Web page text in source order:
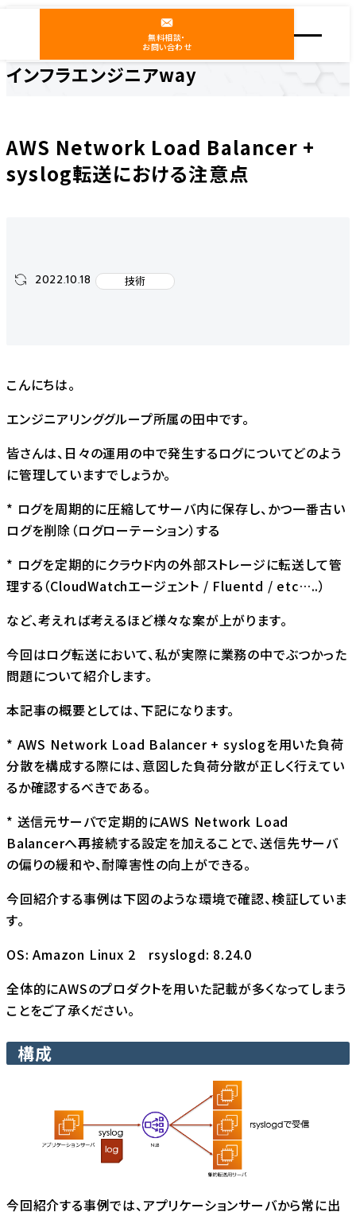
無料相談・
お問い合わせ
インフラエンジニアway
AWS Network Load Balancer +
syslog転送における注意点
2022.10.18 技術
こんにちは。
エンジニアリンググループ所属の田中です。
皆さんは、日々の運用の中で発生するログについてどのよう
に管理していますでしょうか。
* ログを周期的に圧縮してサーバ内に保存し、かつ一番古い
ログを削除（ログローテーション）する
* ログを定期的にクラウド内の外部ストレージに転送して管
理する（CloudWatchエージェント / Fluentd / etc…..）
など、考えれば考えるほど様々な案が上がります。
今回はログ転送において、私が実際に業務の中でぶつかった
問題について紹介します。
本記事の概要としては、下記になります。
* AWS Network Load Balancer + syslogを用いた負荷
分散を構成する際には、意図した負荷分散が正しく行えてい
るか確認するべきである。
* 送信元サーバで定期的にAWS Network Load
Balancerへ再接続する設定を加えることで、送信先サーバ
の偏りの緩和や、耐障害性の向上ができる。
今回紹介する事例は下図のような環境で確認、検証していま
す。
OS: Amazon Linux 2 rsyslogd: 8.24.0
全体的にAWSのプロダクトを用いた記載が多くなってしまう
ことをご了承ください。
構成
今回紹介する事例では、アプリケーションサーバから常に出